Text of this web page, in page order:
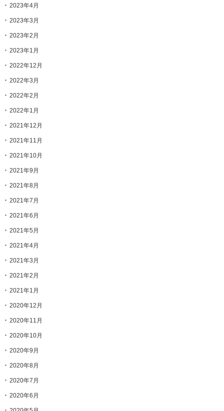
2023年4月
2023年3月
2023年2月
2023年1月
2022年12月
2022年3月
2022年2月
2022年1月
2021年12月
2021年11月
2021年10月
2021年9月
2021年8月
2021年7月
2021年6月
2021年5月
2021年4月
2021年3月
2021年2月
2021年1月
2020年12月
2020年11月
2020年10月
2020年9月
2020年8月
2020年7月
2020年6月